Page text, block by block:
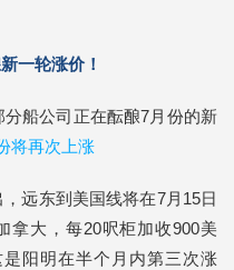
一轮涨价！
船公司正在酝酿7月份的新
将再次上涨
远东到美国线将在7月15日
拿大，每20呎柜加收900美
阳明在半个月内第三次涨